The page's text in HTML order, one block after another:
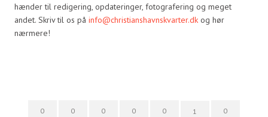
hænder til redigering, opdateringer, fotografering og meget
andet. Skriv til os på info@christianshavnskvarter.dk og hør
nærmere!
0 0 0 0 0 1 0